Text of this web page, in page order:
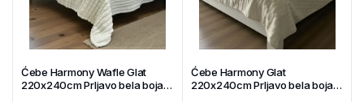
Ćebe Harmony Wafle Glat
220x240cm Prljavo bela boja –
Ćebe Harmony Glat
220x240cm Prljavo bela boja –